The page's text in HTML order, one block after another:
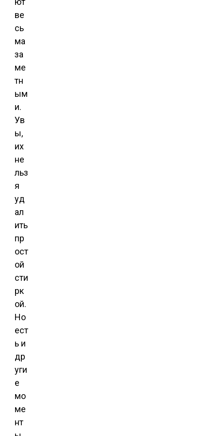
ве
сь
ма
за
ме
тн
ым
и.
Ув
ы,
их
не
льз
я
уд
ал
ить
пр
ост
ой
сти
рк
ой.
Но
ест
ь и
др
уги
е
мо
ме
нт